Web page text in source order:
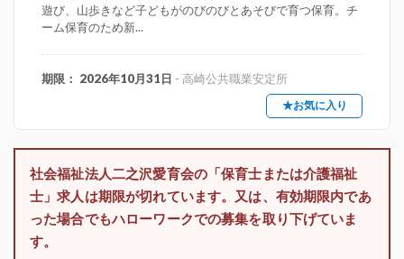
遊び、山歩きなど子どもがのびのびとあそびで育つ保育。チ
ーム保育のため新...
期限： 2026年10月31日 - 高崎公共職業安定所
★お気に入り
社会福祉法人二之沢愛育会の「保育士または介護福祉
士」求人は期限が切れています。又は、有効期限内であ
った場合でもハローワークでの募集を取り下げていま
す。